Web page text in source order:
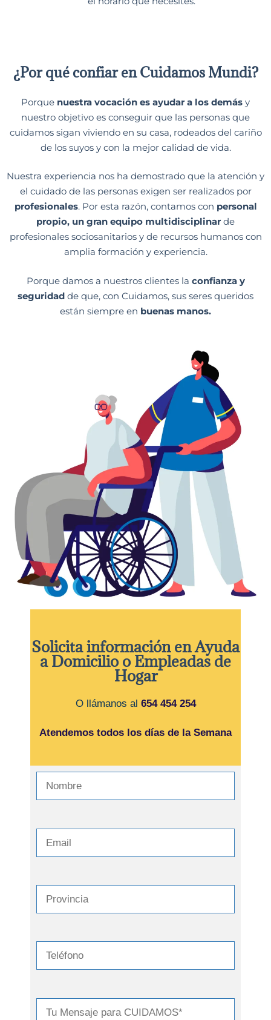
¿Por qué confiar en Cuidamos Mundi?
Porque nuestra vocación es ayudar a los demás y
nuestro objetivo es conseguir que las personas que
cuidamos sigan viviendo en su casa, rodeados del cariño
de los suyos y con la mejor calidad de vida.
Nuestra experiencia nos ha demostrado que la atención y
el cuidado de las personas exigen ser realizados por
profesionales. Por esta razón, contamos con personal
propio, un gran equipo multidisciplinar de
profesionales sociosanitarios y de recursos humanos con
amplia formación y experiencia.
Porque damos a nuestros clientes la confianza y
seguridad de que, con Cuidamos, sus seres queridos
están siempre en buenas manos.
Solicita información en Ayuda
a Domicilio o Empleadas de
Hogar
O llámanos al 654 454 254
Atendemos todos los días de la Semana